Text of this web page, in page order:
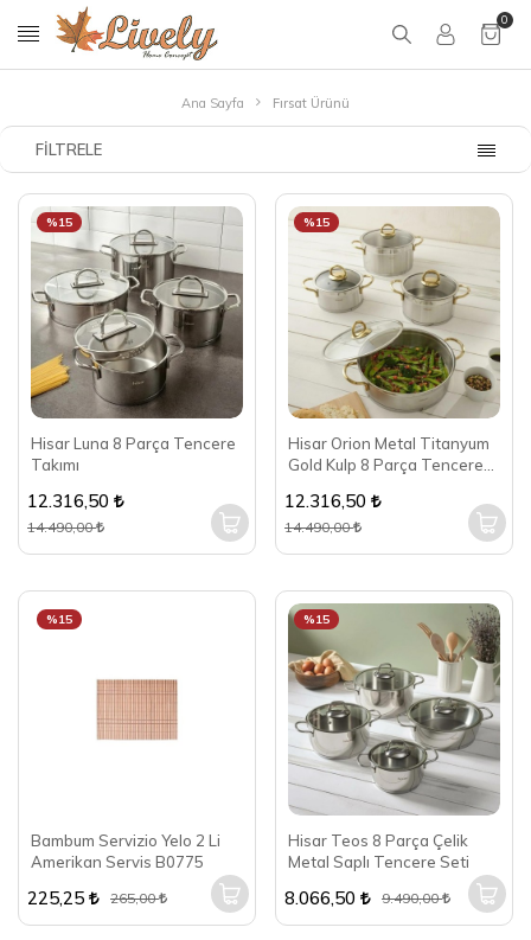
0
Ana Sayfa Fırsat Ürünü
FILTRELE
Hisar Luna 8 Parça Tencere
Takımı
%15
12.316,50
14.490,00
Hisar Orion Metal Titanyum
Gold Kulp 8 Parça Tencere
%15
12.316,50
14.490,00
Bambum Servizio Yelo 2 Li
Amerikan Servis B0775
%15
225,25 265,00
Hisar Teos 8 Parça Çelik
Metal Saplı Tencere Seti
%15
8.066,50 9.490,00